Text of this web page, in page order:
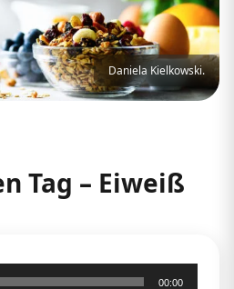
Daniela Kielkowski.
Tag – Eiweiß
00:00